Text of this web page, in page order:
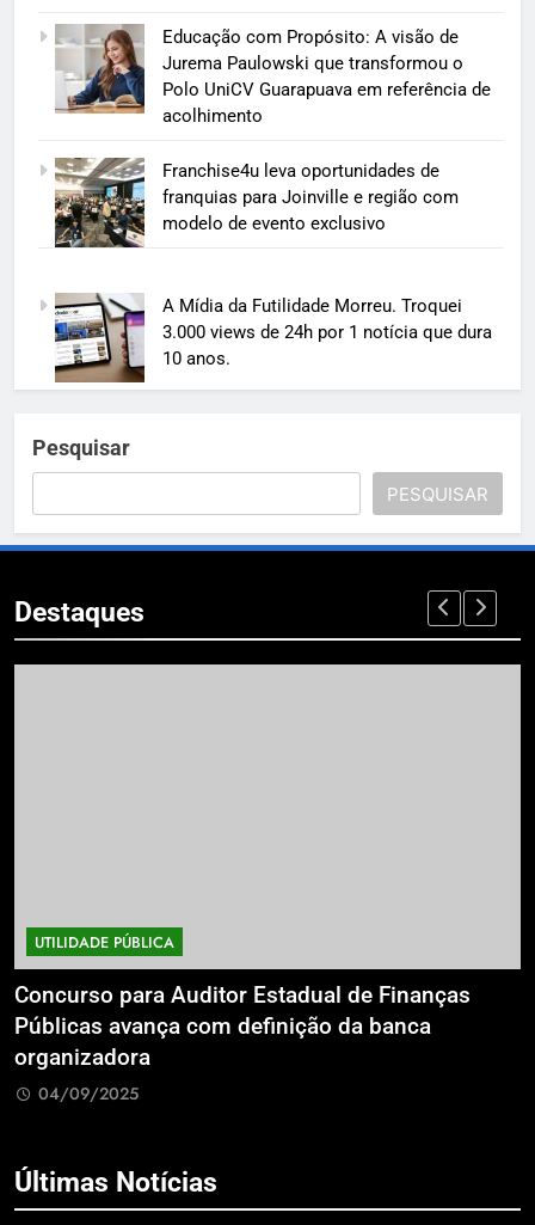
Educação com Propósito: A visão de
Jurema Paulowski que transformou o
Polo UniCV Guarapuava em referência de
acolhimento
Franchise4u leva oportunidades de
franquias para Joinville e região com
modelo de evento exclusivo
A Mídia da Futilidade Morreu. Troquei
3.000 views de 24h por 1 notícia que dura
10 anos.
Pesquisar
PESQUISAR
Destaques
UTILIDADE PÚBLICA
Concurso para Auditor Estadual de Finanças
Públicas avança com definição da banca
organizadora
04/09/2025
Últimas Notícias